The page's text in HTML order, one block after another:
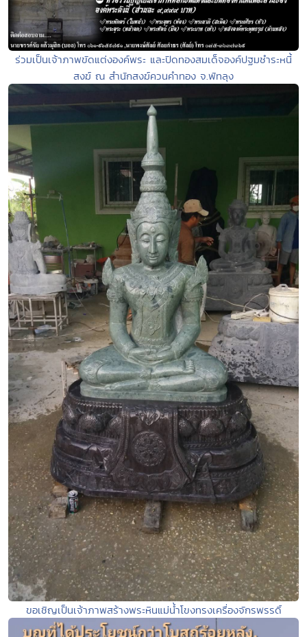
ร่วมเป็นเจ้าภาพขัดแต่งองค์พระ และปิดทองสมเด็จองค์ปฐมชำระหนี้
สงฆ์ ณ สำนักสงฆ์ควนคำทอง จ.พัทลุง
ขอเชิญเป็นเจ้าภาพสร้างพระหินแม่น้ำโขงทรงเครื่องจักรพรรดิ์